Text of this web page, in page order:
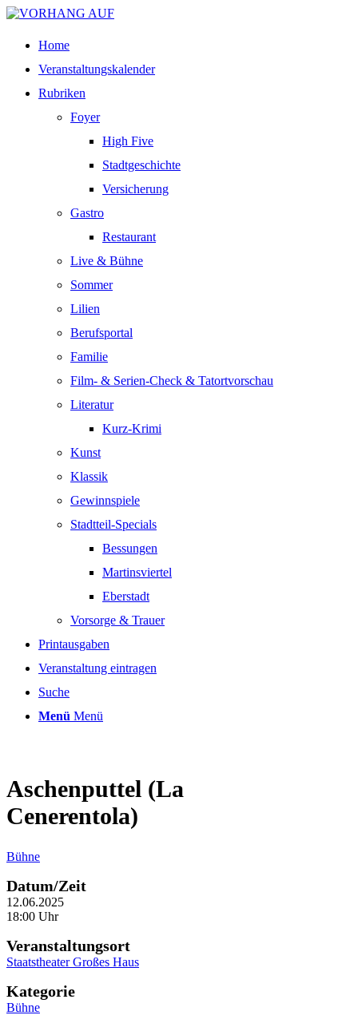
Home
Veranstaltungskalender
Rubriken
Foyer
High Five
Stadtgeschichte
Versicherung
Gastro
Restaurant
Live & Bühne
Sommer
Lilien
Berufsportal
Familie
Film- & Serien-Check & Tatortvorschau
Literatur
Kurz-Krimi
Kunst
Klassik
Gewinnspiele
Stadtteil-Specials
Bessungen
Martinsviertel
Eberstadt
Vorsorge & Trauer
Printausgaben
Veranstaltung eintragen
Suche
Menü Menü
Aschenputtel (La
Cenerentola)
Bühne
Datum/Zeit
12.06.2025
18:00 Uhr
Veranstaltungsort
Staatstheater Großes Haus
Kategorie
Bühne